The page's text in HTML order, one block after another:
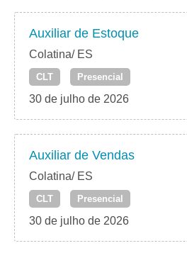
Auxiliar de Estoque
Colatina/ ES
CLT Presencial
30 de julho de 2026
Auxiliar de Vendas
Colatina/ ES
CLT Presencial
30 de julho de 2026